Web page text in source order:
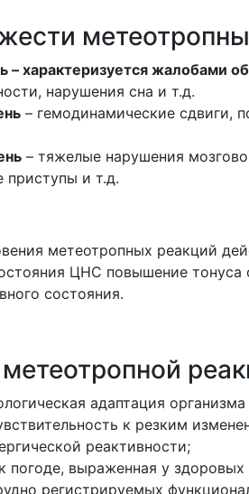
– характеризуется жалобами
нарушения сна и т.д.
– гемодинамические сдвиги,
– тяжелые нарушения
приступы и т.д.
метеотропных реакций
ЦНС повышение тонуса
состояния.
метеотропной
адаптация
к резким
реактивности;
погоде, выраженная у
регистрируемых